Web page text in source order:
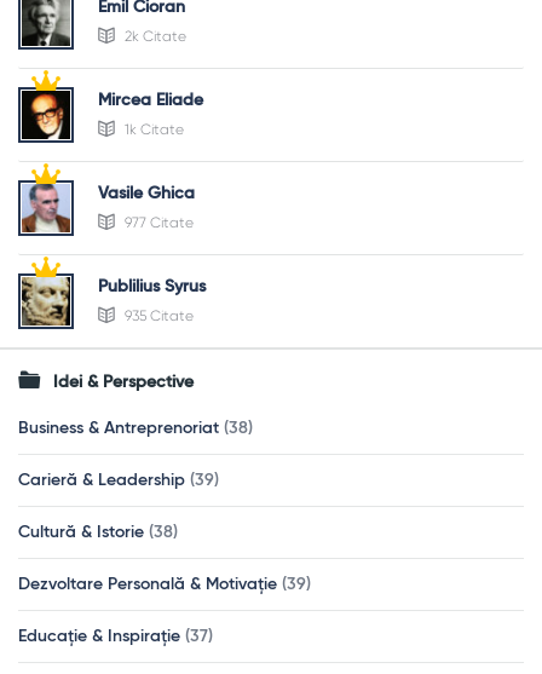
Emil Cioran
2k Citate
Mircea Eliade
1k Citate
Vasile Ghica
977 Citate
Publilius Syrus
935 Citate
Idei & Perspective
Business & Antreprenoriat (38)
Carieră & Leadership (39)
Cultură & Istorie (38)
Dezvoltare Personală & Motivație (39)
Educație & Inspirație (37)